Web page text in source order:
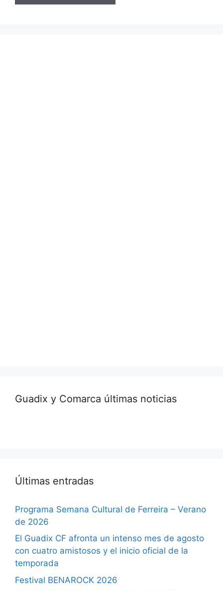
Guadix y Comarca últimas noticias
Últimas entradas
Programa Semana Cultural de Ferreira – Verano
de 2026
El Guadix CF afronta un intenso mes de agosto
con cuatro amistosos y el inicio oficial de la
temporada
Festival BENAROCK 2026